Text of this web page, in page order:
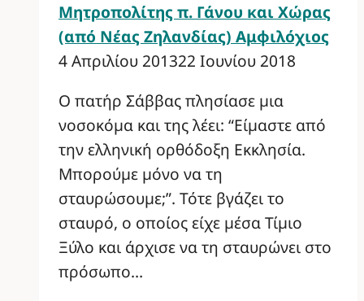
Μητροπολίτης π. Γάνου και Χώρας
(από Νέας Ζηλανδίας) Αμφιλόχιος
4 Απριλίου 201322 Ιουνίου 2018
Ο πατήρ Σάββας πλησίασε µια
νοσοκόµα και της λέει: “Είµαστε από
την ελληνική ορθόδοξη Εκκλησία.
Μπορούµε µόνο να τη
σταυρώσουµε;”. Τότε βγάζει το
σταυρό, ο οποίος είχε µέσα Τίµιο
Ξύλο και άρχισε να τη σταυρώνει στο
πρόσωπο…